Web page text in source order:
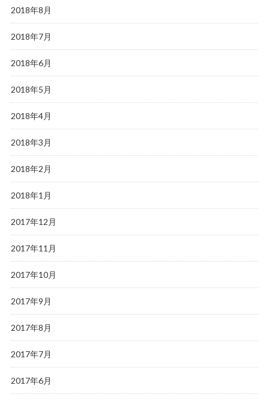
2018年8月
2018年7月
2018年6月
2018年5月
2018年4月
2018年3月
2018年2月
2018年1月
2017年12月
2017年11月
2017年10月
2017年9月
2017年8月
2017年7月
2017年6月